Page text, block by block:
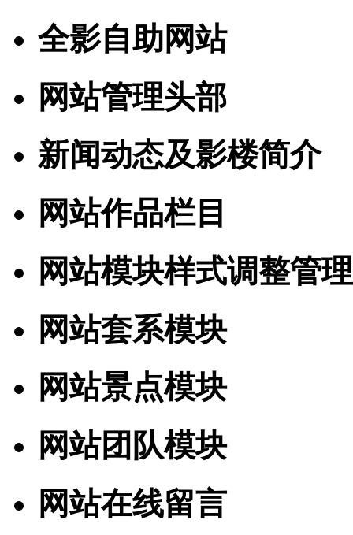
全影自助网站
网站管理头部
新闻动态及影楼简介
网站作品栏目
网站模块样式调整管理
网站套系模块
网站景点模块
网站团队模块
网站在线留言